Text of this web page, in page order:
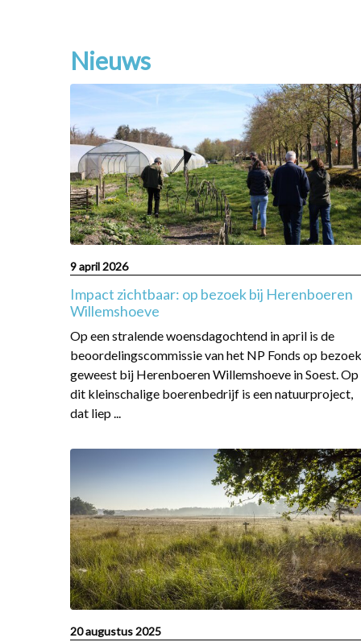
Nieuws
9 april 2026
Impact zichtbaar: op bezoek bij Herenboeren
Willemshoeve
Op een stralende woensdagochtend in april is de
beoordelingscommissie van het NP Fonds op bezoek
geweest bij Herenboeren Willemshoeve in Soest. Op
dit kleinschalige boerenbedrijf is een natuurproject,
dat liep ...
about
Impact
zichtbaar:
op
bezoek
bij
Herenboeren
Willemshoeve
20 augustus 2025
more
about
Dien
nu
je
aanvraag
in
voor
het